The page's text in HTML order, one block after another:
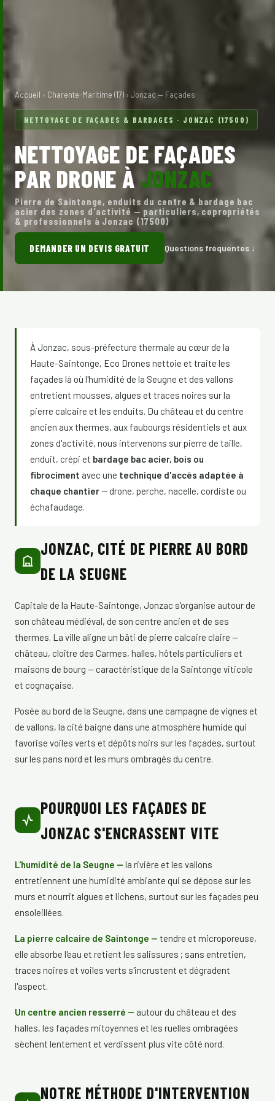
Accueil › Charente-Maritime (17) › Jonzac — Façades
NETTOYAGE DE FAÇADES & BARDAGES · JONZAC (17500)
NETTOYAGE DE FAÇADES
PAR DRONE À JONZAC
Pierre de Saintonge, enduits du centre & bardage bac
acier des zones d'activité — particuliers, copropriétés
& professionnels à Jonzac (17500)
DEMANDER UN DEVIS GRATUIT Questions fréquentes ↓
À Jonzac, sous-préfecture thermale au cœur de la
Haute-Saintonge, Eco Drones nettoie et traite les
façades là où l'humidité de la Seugne et des vallons
entretient mousses, algues et traces noires sur la
pierre calcaire et les enduits. Du château et du centre
ancien aux thermes, aux faubourgs résidentiels et aux
zones d'activité, nous intervenons sur pierre de taille,
enduit, crépi et bardage bac acier, bois ou
fibrociment avec une technique d'accès adaptée à
chaque chantier— drone, perche, nacelle, cordiste ou
échafaudage.
JONZAC, CITÉ DE PIERRE AU BORD
DE LA SEUGNE
Capitale de la Haute-Saintonge, Jonzac s'organise autour de
son château médiéval, de son centre ancien et de ses
thermes. La ville aligne un bâti de pierre calcaire claire —
château, cloître des Carmes, halles, hôtels particuliers et
maisons de bourg — caractéristique de la Saintonge viticole
et cognaçaise.
Posée au bord de la Seugne, dans une campagne de vignes et
de vallons, la cité baigne dans une atmosphère humide qui
favorise voiles verts et dépôts noirs sur les façades, surtout
sur les pans nord et les murs ombragés du centre.
POURQUOI LES FAÇADES DE
JONZAC S'ENCRASSENT VITE
L'humidité de la Seugne — la rivière et les vallons
entretiennent une humidité ambiante qui se dépose sur les
murs et nourrit algues et lichens, surtout sur les façades peu
ensoleillées.
La pierre calcaire de Saintonge — tendre et microporeuse,
elle absorbe l'eau et retient les salissures ; sans entretien,
traces noires et voiles verts s'incrustent et dégradent
l'aspect.
Un centre ancien resserré — autour du château et des
halles, les façades mitoyennes et les ruelles ombragées
sèchent lentement et verdissent plus vite côté nord.
NOTRE MÉTHODE D'INTERVENTION